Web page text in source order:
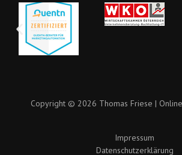
Copyright © 2026 Thomas Friese |
Impressum
Datenschutzerklärung